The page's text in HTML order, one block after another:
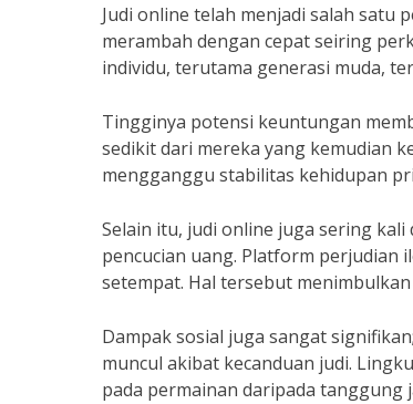
Judi online telah menjadi salah satu
merambah dengan cepat seiring
individu, terutama generasi muda,
Tingginya potensi keuntungan
sedikit dari mereka yang kemudian
mengganggu stabilitas kehidupan
Selain itu, judi online juga sering
pencucian uang. Platform perjudian
setempat. Hal tersebut
Dampak sosial juga sangat
muncul akibat kecanduan judi.
pada permainan daripada tanggung